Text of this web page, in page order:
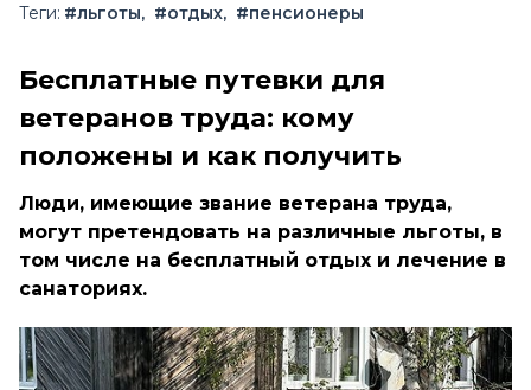
Теги: #льготы #отдых #пенсионеры
Бесплатные путевки для
ветеранов труда: кому
положены и как получить
Люди, имеющие звание ветерана труда,
могут претендовать на различные льготы, в
том числе на бесплатный отдых и лечение в
санаториях.